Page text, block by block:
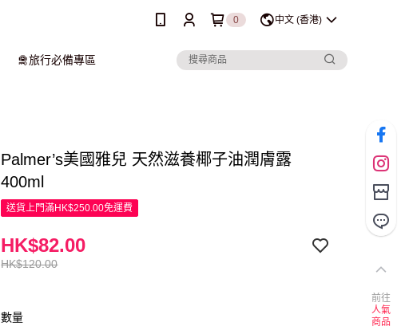
0 中文 (香港)
🛅旅行必備專區
Palmer’s美國雅兒 天然滋養椰子油潤膚露
400ml
送貨上門滿HK$250.00免運費
HK$120.00
HK$82.00
數量
前往
人氣
商品